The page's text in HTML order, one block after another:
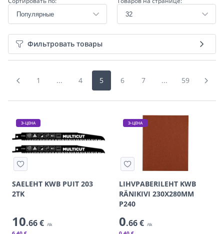
Фильтровать товары
1 ... 4 5 6 7 ... 59
Э-ЦЕНА
SAELEHT KWB PUIT 203
2TK
10.66 € /tk
Э-ЦЕНА
LIHVPABERILEHT KWB
RÄNIKIVI 230X280MM
P240
0.66 € /tk